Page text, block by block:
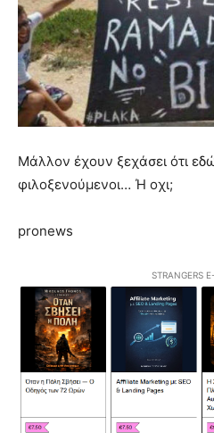
Μάλλον έχουν ξεχάσει ότι
φιλοξενούμενοι… Ή οχι;
pronews
STRANGERS